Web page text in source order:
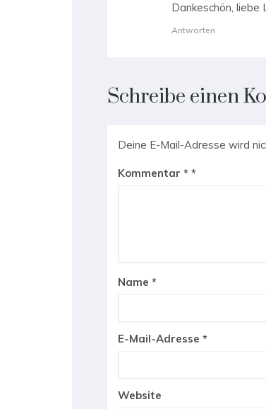
Dankeschön, liebe
Antworten
Schreibe einen
Deine E-Mail-Adresse wird
Kommentar *
Name *
E-Mail-Adresse *
Website